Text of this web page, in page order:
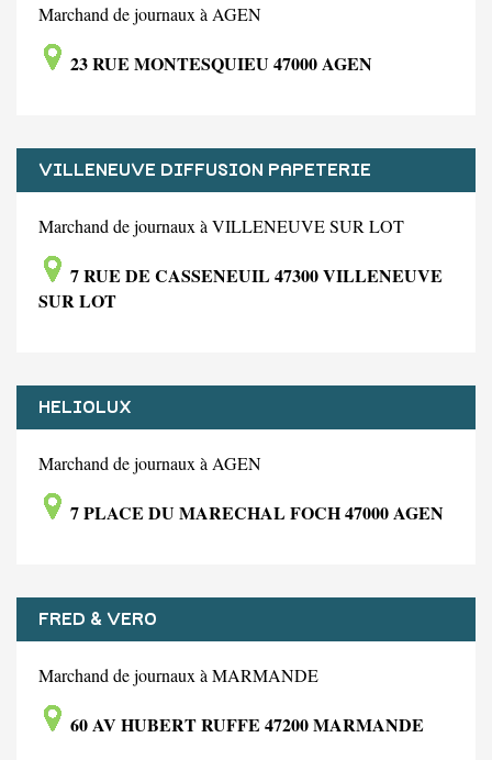
Marchand de journaux à AGEN
23 RUE MONTESQUIEU 47000 AGEN
VILLENEUVE DIFFUSION PAPETERIE
Marchand de journaux à VILLENEUVE SUR LOT
7 RUE DE CASSENEUIL 47300 VILLENEUVE
SUR LOT
HELIOLUX
Marchand de journaux à AGEN
7 PLACE DU MARECHAL FOCH 47000 AGEN
FRED & VERO
Marchand de journaux à MARMANDE
60 AV HUBERT RUFFE 47200 MARMANDE